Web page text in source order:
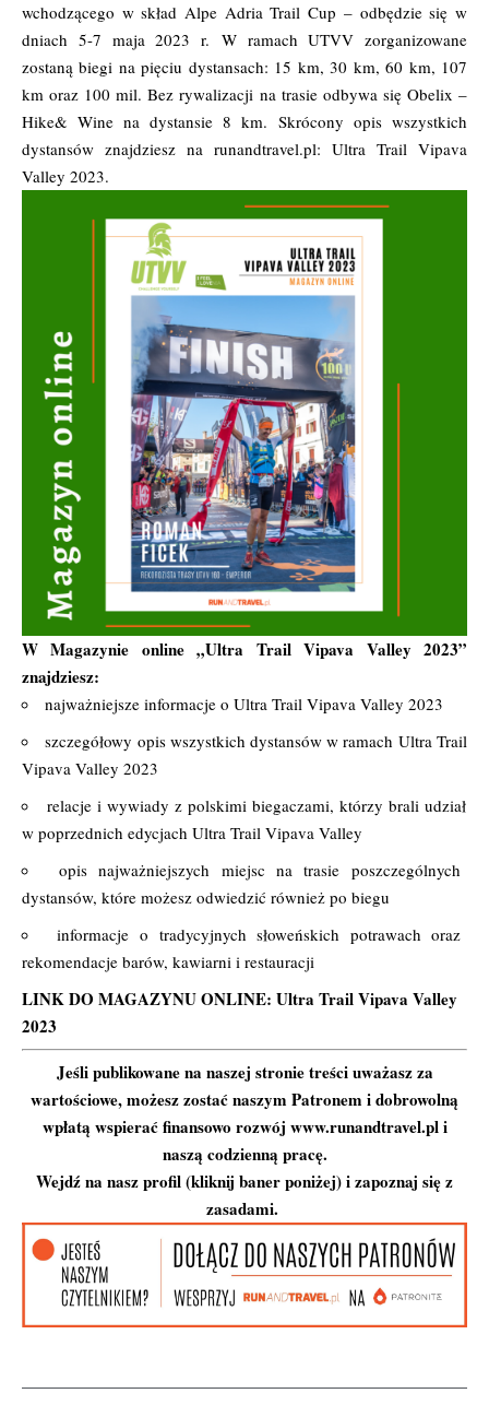
wchodzącego w skład Alpe Adria Trail Cup – odbędzie się w
dniach 5-7 maja 2023 r. W ramach UTVV zorganizowane
zostaną biegi na pięciu dystansach: 15 km, 30 km, 60 km, 107
km oraz 100 mil. Bez rywalizacji na trasie odbywa się Obelix –
Hike& Wine na dystansie 8 km. Skrócony opis wszystkich
dystansów znajdziesz na runandtravel.pl: Ultra Trail Vipava
Valley 2023.
W Magazynie online„Ultra Trail Vipava Valley 2023”
znajdziesz:
najważniejsze informacje o Ultra Trail Vipava Valley 2023
szczegółowy opis wszystkich dystansów w ramach Ultra Trail
Vipava Valley 2023
relacje i wywiady z polskimi biegaczami, którzy brali udział
w poprzednich edycjach Ultra Trail Vipava Valley
opis najważniejszych miejsc na trasie poszczególnych
dystansów, które możesz odwiedzić również po biegu
informacje o tradycyjnych słoweńskich potrawach oraz
rekomendacje barów, kawiarni i restauracji
LINK DO MAGAZYNU ONLINE: Ultra Trail Vipava Valley
2023
Jeśli publikowane na naszej stronie treści uważasz za
wartościowe, możesz zostać naszym Patronem i dobrowolną
wpłatą wspierać finansowo rozwój www.runandtravel.pl i
naszą codzienną pracę.
Wejdź na nasz profil (kliknij baner poniżej) i zapoznaj się z
zasadami.